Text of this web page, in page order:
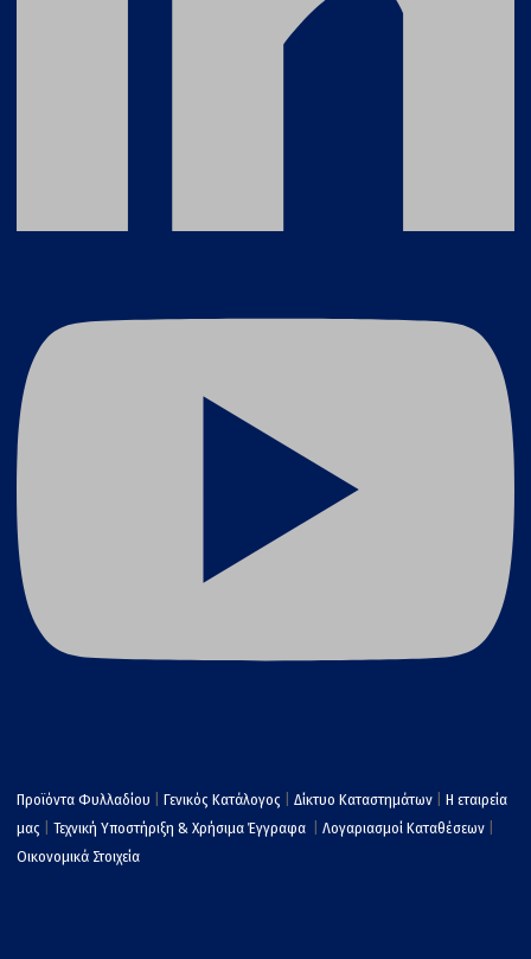
Προϊόντα Φυλλαδίου Γενικός Κατάλογος Δίκτυο Καταστημάτων
Η εταιρεία
μας
Τεχνική Υποστήριξη & Χρήσιμα Έγγραφα Λογαριασμοί Καταθέσεων
Οικονομικά Στοιχεία